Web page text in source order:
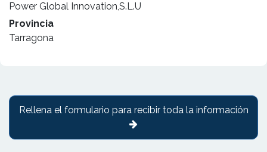
Power Global Innovation,S.L.U
Provincia
Tarragona